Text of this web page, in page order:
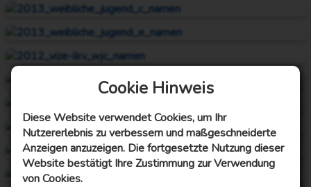
Cookie Hinweis
Diese Website verwendet Cookies, um Ihr
Nutzererlebnis zu verbessern und maßgeschneiderte
Anzeigen anzuzeigen. Die fortgesetzte Nutzung dieser
Website bestätigt Ihre Zustimmung zur Verwendung
von Cookies.